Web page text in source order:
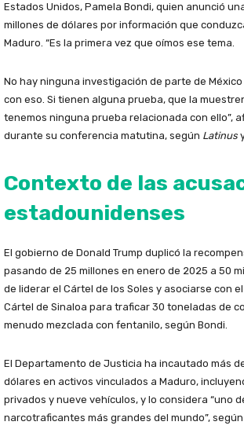
Estados Unidos, Pamela Bondi, quien anunció
millones de dólares por información que
Maduro. “Es la primera vez que oímos ese tema.
No hay ninguna investigación de parte de
con eso. Si tienen alguna prueba, que la
tenemos ninguna prueba relacionada con ello”,
durante su conferencia matutina, según Latinus
Contexto de las
estadounidenses
El gobierno de Donald Trump duplicó la
pasando de 25 millones en enero de 2025 a 50
de liderar el Cártel de los Soles y asociarse con
Cártel de Sinaloa para traficar 30 toneladas de
menudo mezclada con fentanilo, según Bondi.
El Departamento de Justicia ha incautado más
dólares en activos vinculados a Maduro,
privados y nueve vehículos, y lo considera “uno
narcotraficantes más grandes del mundo”, según